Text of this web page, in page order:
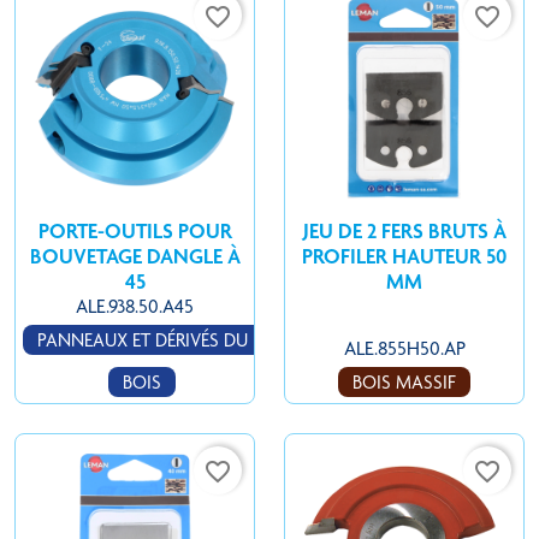
favorite_border
PORTE-OUTILS POUR
BOUVETAGE DANGLE À
45
ALE.938.50.A45
PANNEAUX ET DÉRIVÉS DU
BOIS
favorite_border
JEU DE 2 FERS BRUTS À
PROFILER HAUTEUR 50
MM
ALE.855H50.AP
BOIS MASSIF
favorite_border favorite_border